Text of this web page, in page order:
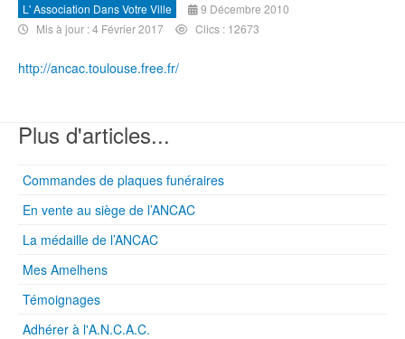
L' Association Dans Votre Ville
9 Décembre 2010
Mis à jour : 4 Février 2017
Clics : 12673
http://ancac.toulouse.free.fr/
Plus d'articles...
Commandes de plaques funéraires
En vente au siège de l’ANCAC
La médaille de l’ANCAC
Mes Amelhens
Témoignages
Adhérer à l'A.N.C.A.C.